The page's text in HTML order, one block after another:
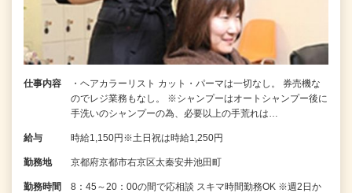
仕事内容
・ヘアカラーリスト カット・パーマは一切なし。 券売機な
のでレジ業務もなし。 ※シャンプーはオートシャンプー後に
手洗いのシャンプーの為、必要以上の手荒れは…
給与 時給1,150円※土日祝は時給1,250円
勤務地 京都府京都市右京区太秦安井池田町
勤務時間
8：45～20：00の間で応相談 スキマ時間勤務OK ※週2日か